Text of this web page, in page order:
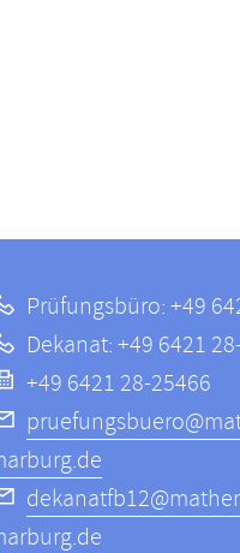
Prüfungsbüro: +49
Dekanat: +49 6421
+49 6421 28-25466